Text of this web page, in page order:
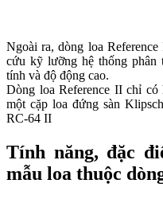
Ngoài ra, dòng loa
cứu kỹ lưỡng hệ thống phân
tính và độ động cao.
Dòng loa Reference II chỉ có
một cặp loa đứng sàn
RC-64 II
Tính năng, đặc
mẫu loa thuộc